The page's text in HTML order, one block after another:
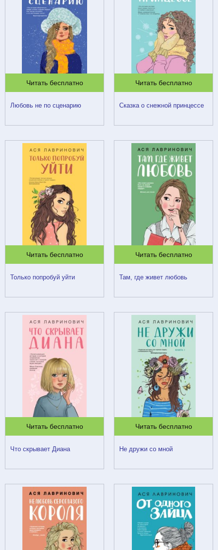
Читать бесплатно
Любовь не по сценарию
Читать бесплатно
Сказка о снежной принцессе
Читать бесплатно
Только попробуй уйти
Читать бесплатно
Там, где живет любовь
Читать бесплатно
Что скрывает Диана
Читать бесплатно
Не дружи со мной